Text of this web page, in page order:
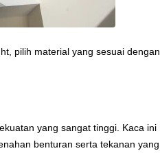
pilih material yang sesuai dengan
yang sangat tinggi. Kaca ini
benturan serta tekanan yang